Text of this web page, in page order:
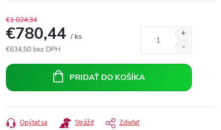
€1 024,34
€780,44 / ks
€634,50 bez DPH
cena:
PRIDAŤ DO KOŠÍKA
Opýtať sa Strážiť Zdieľať